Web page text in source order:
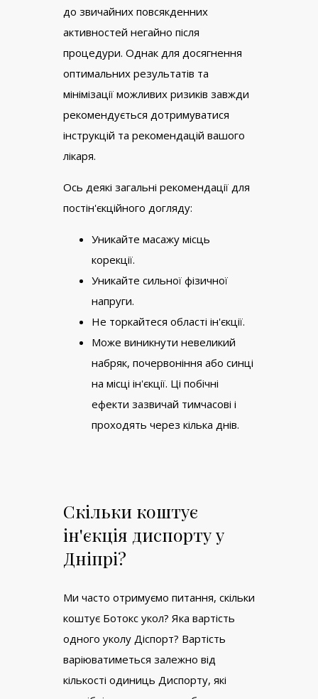
до звичайних повсякденних
активностей негайно після
процедури. Однак для досягнення
оптимальних результатів та
мінімізації можливих ризиків завжди
рекомендується дотримуватися
інструкцій та рекомендацій вашого
лікаря.
Ось деякі загальні рекомендації для
постін'єкційного догляду:
Уникайте масажу місць
корекції.
Уникайте сильної фізичної
напруги.
Не торкайтеся області ін'єкції.
Може виникнути невеликий
набряк, почервоніння або синці
на місці ін'єкції. Ці побічні
ефекти зазвичай тимчасові і
проходять через кілька днів.
Скільки коштує
ін'єкція диспорту у
Дніпрі?
Ми часто отримуємо питання, скільки
коштує Ботокс укол? Яка вартість
одного уколу Діспорт? Вартість
варіюватиметься залежно від
кількості одиниць Диспорту, які